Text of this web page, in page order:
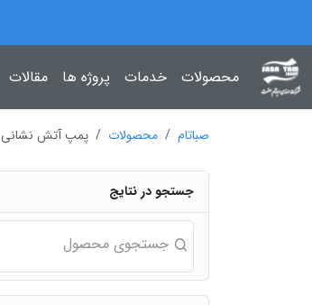
محصولات خدمات پروژه ها مقالات
صباتام محصولات پمپ آتش نشانی
جستجو در نتایج
جستجوی محصول